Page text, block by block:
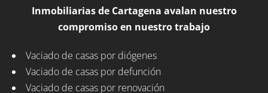
Inmobiliarias de Cartagena avalan nuestro
compromiso en nuestro trabajo
Vaciado de casas por diógenes
Vaciado de casas por defunción
Vaciado de casas por renovación